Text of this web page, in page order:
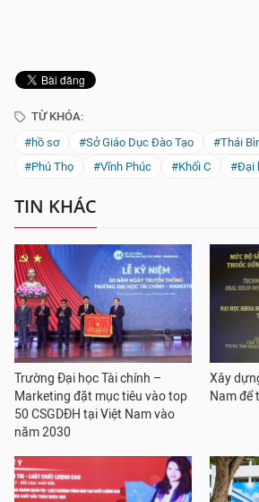
TỪ KHÓA:
#hồ sơ
#Sở Giáo Dục Đào Tạo #Thái
#Phú Thọ
#Vĩnh Phúc #Khối C #Đại
TIN KHÁC
Trường Đại học Tài chính –
Marketing đặt mục tiêu vào top
50 CSGDĐH tại Việt Nam vào
năm 2030
Xây
Nam để